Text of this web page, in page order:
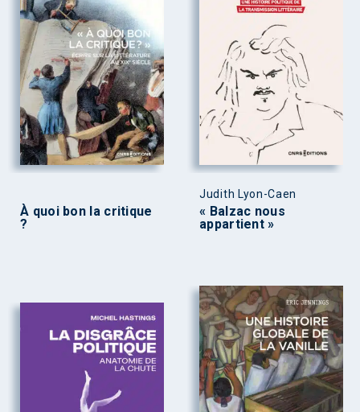
À quoi bon la critique
?
Judith Lyon-Caen
« Balzac nous
appartient »